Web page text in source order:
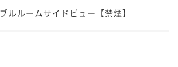
ルルームサイドビュー【禁煙】